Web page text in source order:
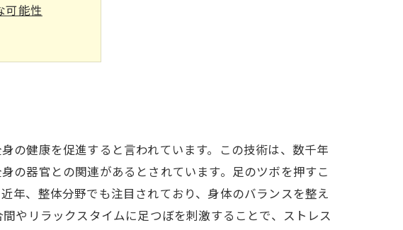
可能性
実践法
ション
の健康を促進すると言われています。この技術は、数千年
の器官との関連があるとされています。足のツボを押すこ
年、整体分野でも注目されており、身体のバランスを整え
やリラックスタイムに足つぼを刺激することで、ストレス